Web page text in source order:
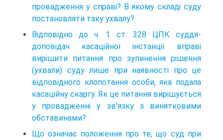
провадження у справі? В якому складі суду
постановляти таку ухвалу?
Відповідно до ч. 1 ст. 328 ЦПК суддя-
доповідач касаційної інстанції вправі
вирішити питання про зупинення рішення
(ухвали) суду лише при наявності про це
відповідного клопотання особи, яка подала
касаційну скаргу. Як це питання вирішується
у провадженні у зв'язку з винятковими
обставинами?
Що означає положення про те, що суд при